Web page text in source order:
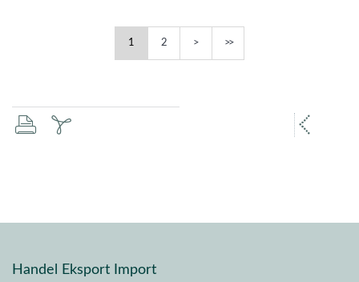
Eksport
-
1
Eksport
-
2 NastępnaOstatnia
drukujzapisz
Handel Eksport Import